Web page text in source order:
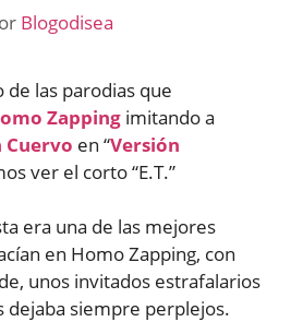
Blogodisea
las parodias que
Zapping imitando a
Cuervo en “Versión
ver el corto “E.T.”
era una de las mejores
en Homo Zapping, con
unos invitados estrafalarios
dejaba siempre perplejos.